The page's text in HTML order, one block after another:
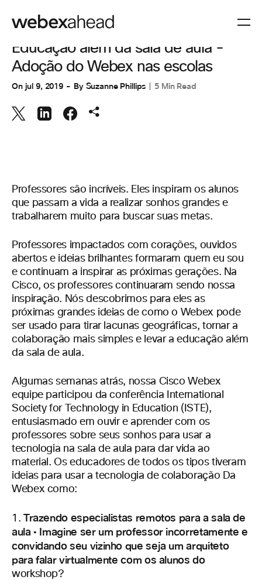
COLABORAÇÃO
Educação além da sala de aula -
Adoção do Webex nas escolas
On jul 9, 2019 By Suzanne Phillips 5 Min Read
Professores são incríveis. Eles inspiram os alunos
que passam a vida a realizar sonhos grandes e
trabalharem muito para buscar suas metas.
Professores impactados com corações, ouvidos
abertos e ideias brilhantes formaram quem eu sou
e continuam a inspirar as próximas gerações. Na
Cisco, os professores continuaram sendo nossa
inspiração. Nós descobrimos para eles as
próximas grandes ideias de como o Webex pode
ser usado para tirar lacunas geográficas, tornar a
colaboração mais simples e levar a educação além
da sala de aula.
Algumas semanas atrás, nossa Cisco Webex
equipe participou da conferência International
Society for Technology in Education (ISTE),
entusiasmado em ouvir e aprender com os
professores sobre seus sonhos para usar a
tecnologia na sala de aula para dar vida ao
material. Os educadores de todos os tipos tiveram
ideias para usar a tecnologia de colaboração Da
Webex como:
1. Trazendo especialistas remotos para a sala de
aula • Imagine ser um professor incorretamente e
convidando seu vizinho que seja um arquiteto
para falar virtualmente com os alunos do
workshop?